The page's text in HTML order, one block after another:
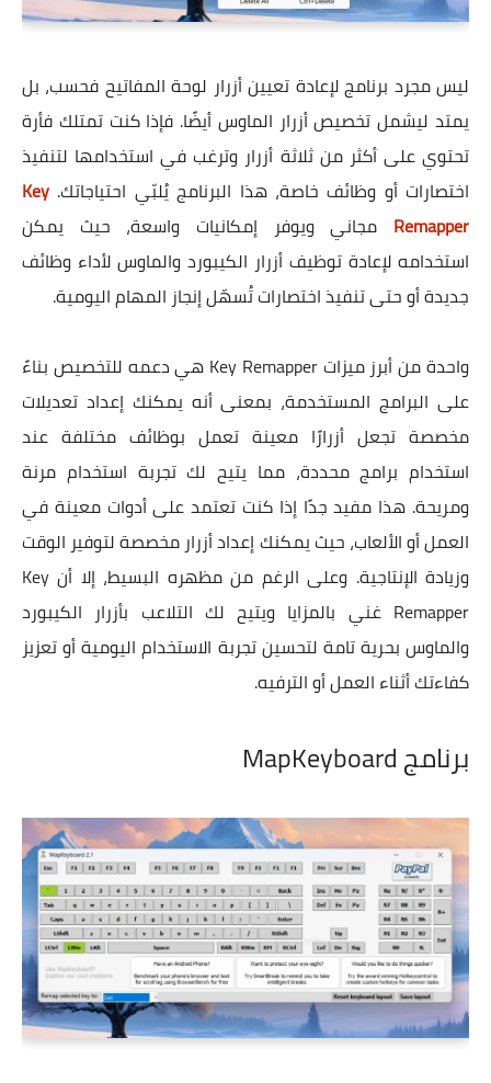
ليس مجرد برنامج لإعادة تعيين أزرار لوحة المفاتيح فحسب، بل
يمتد ليشمل تخصيص أزرار الماوس أيضًا. فإذا كنت تمتلك فأرة
تحتوي على أكثر من ثلاثة أزرار وترغب في استخدامها لتنفيذ
اختصارات أو وظائف خاصة، هذا البرنامج يُلبّي احتياجاتك. Key
Remapper مجاني ويوفر إمكانيات واسعة، حيث يمكن
استخدامه لإعادة توظيف أزرار الكيبورد والماوس لأداء وظائف
جديدة أو حتى تنفيذ اختصارات تُسهّل إنجاز المهام اليومية.
واحدة من أبرز ميزات Key Remapper هي دعمه للتخصيص بناءً
على البرامج المستخدمة، بمعنى أنه يمكنك إعداد تعديلات
مخصصة تجعل أزرارًا معينة تعمل بوظائف مختلفة عند
استخدام برامج محددة، مما يتيح لك تجربة استخدام مرنة
ومريحة. هذا مفيد جدًا إذا كنت تعتمد على أدوات معينة في
العمل أو الألعاب، حيث يمكنك إعداد أزرار مخصصة لتوفير الوقت
وزيادة الإنتاجية. وعلى الرغم من مظهره البسيط، إلا أن Key
Remapper غني بالمزايا ويتيح لك التلاعب بأزرار الكيبورد
والماوس بحرية تامة لتحسين تجربة الاستخدام اليومية أو تعزيز
كفاءتك أثناء العمل أو الترفيه.
برنامج MapKeyboard